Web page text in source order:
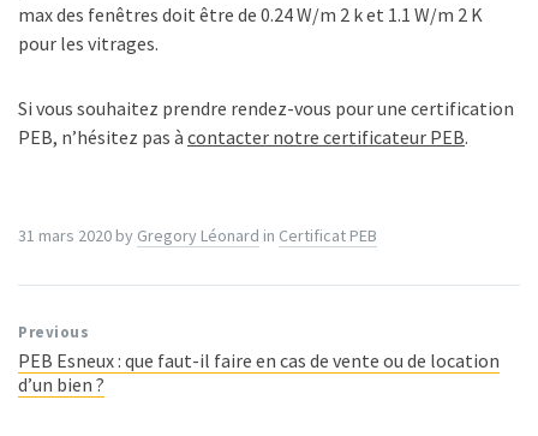
max des fenêtres doit être de 0.24 W/m 2 k et 1.1 W/m 2 K
pour les vitrages.
Si vous souhaitez prendre rendez-vous pour une certification
PEB, n’hésitez pas à contacter notre certificateur PEB.
31 mars 2020 by Gregory Léonard in Certificat PEB
Previous
PEB Esneux : que faut-il faire en cas de vente ou de location
d’un bien ?